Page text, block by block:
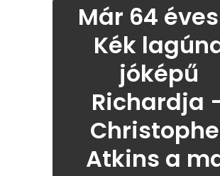
Már 64
Kék
jóképű
Richardja
Atkins a